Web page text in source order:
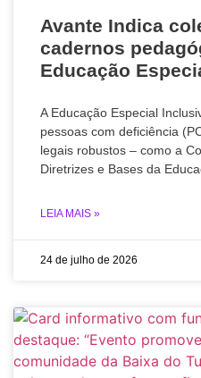
Avante Indica
cadernos
Educação
A Educação Especial
pessoas com deficiência
legais robustos – como a
Diretrizes e Bases da
LEIA MAIS »
24 de julho de 2026